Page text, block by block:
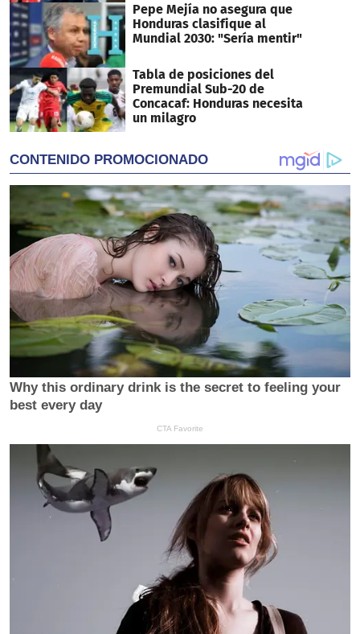
Pepe Mejía no asegura que
Honduras clasifique al
Mundial 2030: "Sería mentir"
Tabla de posiciones del
Premundial Sub-20 de
Concacaf: Honduras necesita
un milagro